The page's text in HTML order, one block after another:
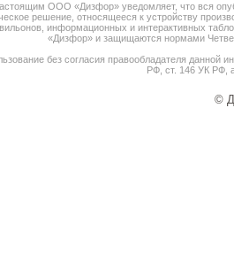
ООО «Дизфор» уведомляет, что вся
решение, относящееся к устройству
информационных и интерактивных
«Дизфор» и защищаются нормами
без согласия правообладателя данной
РФ, ст. 146 УК РФ,
©